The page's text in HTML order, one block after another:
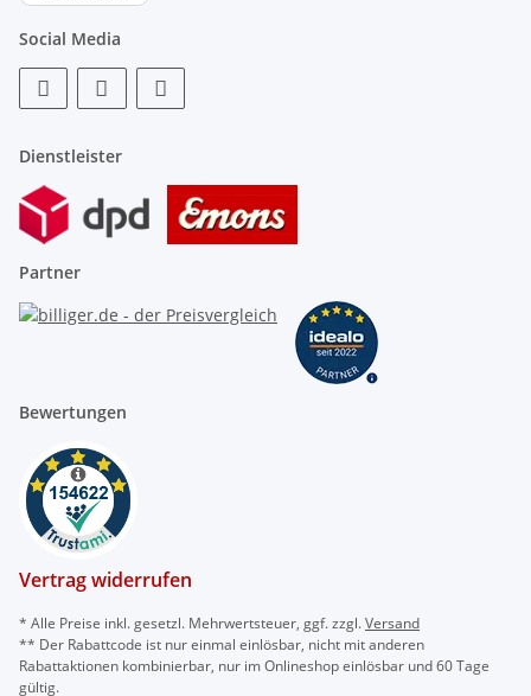
Social Media
Dienstleister
Partner
Bewertungen
Vertrag widerrufen
* Alle Preise inkl. gesetzl. Mehrwertsteuer, ggf. zzgl.Versand
** Der Rabattcode ist nur einmal einlösbar, nicht mit anderen
Rabattaktionen kombinierbar, nur im Onlineshop einlösbar und 60 Tage
gültig.